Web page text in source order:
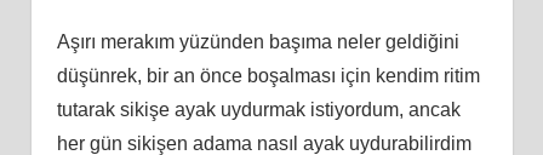
Aşırı merakım yüzünden başıma neler geldiğini
düşünrek, bir an önce boşalması için kendim ritim
tutarak sikişe ayak uydurmak istiyordum, ancak
her gün sikişen adama nasıl ayak uydurabilirdim